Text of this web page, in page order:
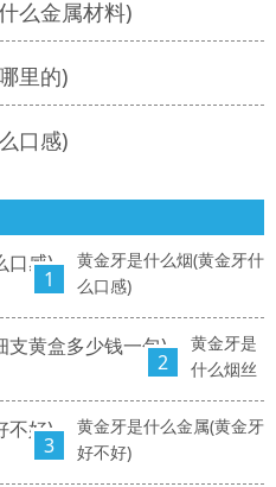
么金属材料)
里的)
口感)
1
黄金牙是什么烟(黄金牙什
么口感)
2
黄金牙是
什么烟丝
3
黄金牙是什么金属(黄金牙
好不好)